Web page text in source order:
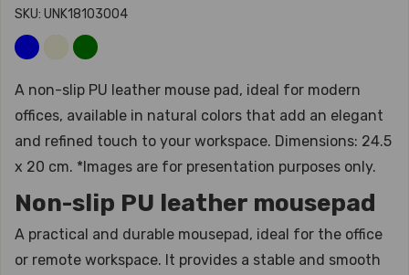
SKU: UNK18103004
A non-slip PU leather mouse pad, ideal for modern
offices, available in natural colors that add an elegant
and refined touch to your workspace. Dimensions: 24.5
x 20 cm. *Images are for presentation purposes only.
Non-slip PU leather mousepad
A practical and durable mousepad, ideal for the office
or remote workspace. It provides a stable and smooth